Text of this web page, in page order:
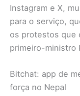
Instagram e X,
para o serviço,
os protestos que
primeiro-ministro
Bitchat: app de
força no Nepal